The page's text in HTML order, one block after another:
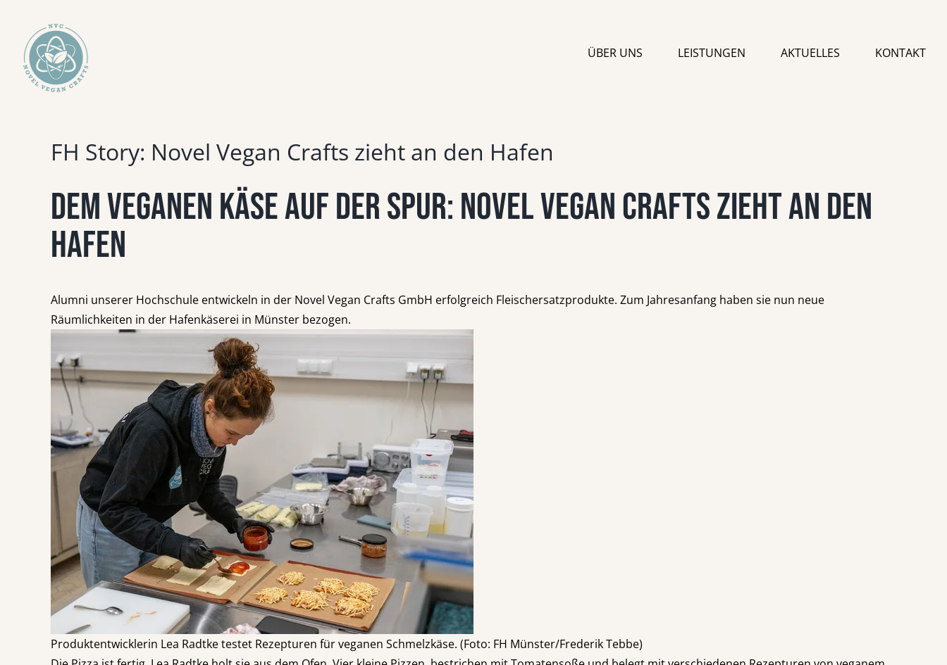
springen
ÜBER UNS LEISTUNGEN AKTUELLES KONTAKT
FH Story: Novel Vegan Crafts zieht an den Hafen
Dem veganen Käse auf der Spur: Novel Vegan Crafts zieht an den
Hafen
Alumni unserer Hochschule entwickeln in der Novel Vegan Crafts GmbH erfolgreich Fleischersatzprodukte. Zum Jahresanfang haben sie nun neue
Räumlichkeiten in der Hafenkäserei in Münster bezogen.
Produktentwicklerin Lea Radtke testet Rezepturen für veganen Schmelzkäse. (Foto: FH Münster/Frederik Tebbe)